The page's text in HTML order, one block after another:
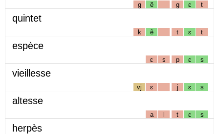
g ẽ g ɛ t
quintet
k ẽ t ɛ t
espèce
ɛ s p ɛ s
vieillesse
vj ɛ j ɛ s
altesse
a l t ɛ s
herpès